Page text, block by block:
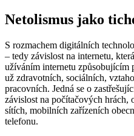
Netolismus jako
S rozmachem digitálních
– tedy závislost na internetu,
užíváním internetu způsobujícím
už zdravotních, sociálních,
pracovních. Jedná se o
závislost na počítačových hrách,
sítích, mobilních zařízeních
telefonu.